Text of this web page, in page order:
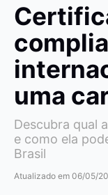
uma
Descubra qual
e como ela
Brasil
Atualizado em 06/05/